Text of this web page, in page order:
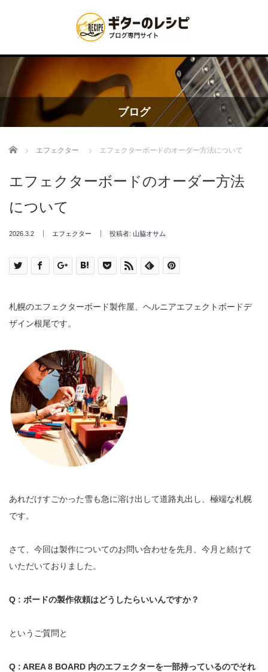
ブログ
Home エフェクター エフェクターボードのオーダー方法について
エフェクターボードのオーダー方法
について
2026.3.2 エフェクター 投稿者: 山脇オサム
札幌のエフェクターボード製作屋、ヘルニアエフェクトボードデ
ザイン根尾です。
あれだけすごかった雪も急に溶け出して道路丸出し、極端な札幌
です。
さて、今回は製作についてのお問い合わせを先月、今月と続けて
いただいておりました。
Q : ボードの製作依頼はどうしたらいいんですか？
というご質問と
Q : AREA 8 BOARD 内のエフェクターを一部持っているのでそれ